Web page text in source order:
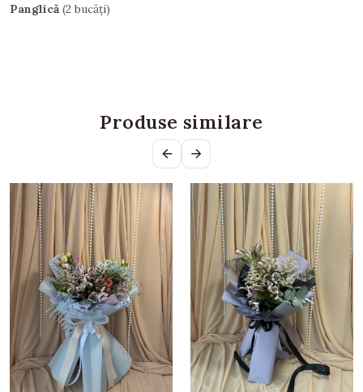
Panglică (2 bucăți)
Produse similare